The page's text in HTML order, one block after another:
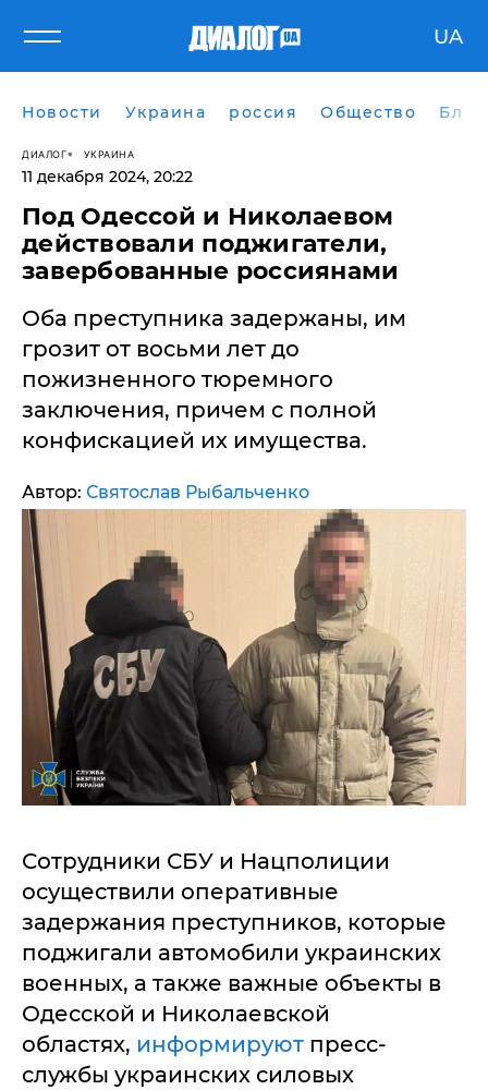
UA
Новости Украина россия Общество
ДИАЛОГ УКРАИНА
11 декабря 2024, 20:22
Под Одессой и Николаевом
действовали поджигатели,
завербованные россиянами
Оба преступника задержаны, им
грозит от восьми лет до
пожизненного тюремного
заключения, причем с полной
конфискацией их имущества.
Автор: Святослав Рыбальченко
Сотрудники СБУ и Нацполиции
осуществили оперативные
задержания преступников, которые
поджигали автомобили украинских
военных, а также важные объекты в
Одесской и Николаевской
областях, информируют пресс-
службы украинских силовых